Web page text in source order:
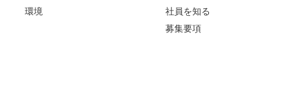
環境
社員を知る
募集要項